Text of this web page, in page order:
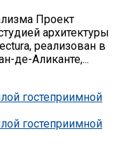
Проект
архитектуры
реализован в
де-Аликанте,...